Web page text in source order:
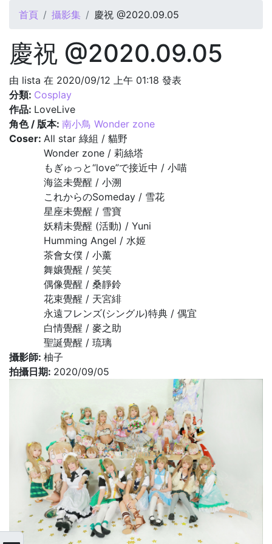
您在這裡
首頁 攝影集 慶祝 @2020.09.05
慶祝 @2020.09.05
由 lista 在 2020/09/12 上午 01:18 發表
分類: Cosplay
作品: LoveLive
角色 / 版本: 南小鳥 Wonder zone
Coser: All star 綠組 / 貓野
Wonder zone / 莉絲塔
もぎゅっと“love”で接近中 / 小喵
海盜未覺醒 / 小溯
これからのSomeday / 雪花
星座未覺醒 / 雪寶
妖精未覺醒 (活動) / Yuni
Humming Angel / 水姬
茶會女僕 / 小薰
舞孃覺醒 / 笑笑
偶像覺醒 / 桑靜鈴
花束覺醒 / 天宮緋
永遠フレンズ(シングル)特典 / 偶宜
白情覺醒 / 麥之助
聖誕覺醒 / 琉璃
攝影師: 柚子
拍攝日期: 2020/09/05